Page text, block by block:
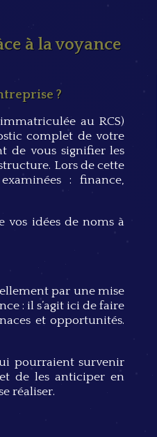
à la voyance
?
au RCS)
complet de votre
de vous signifier les
. Lors de cette
: finance,
vos idées de noms à
par une mise
: il s’agit ici de faire
et opportunités.
pourraient survenir
de les anticiper en
réaliser.